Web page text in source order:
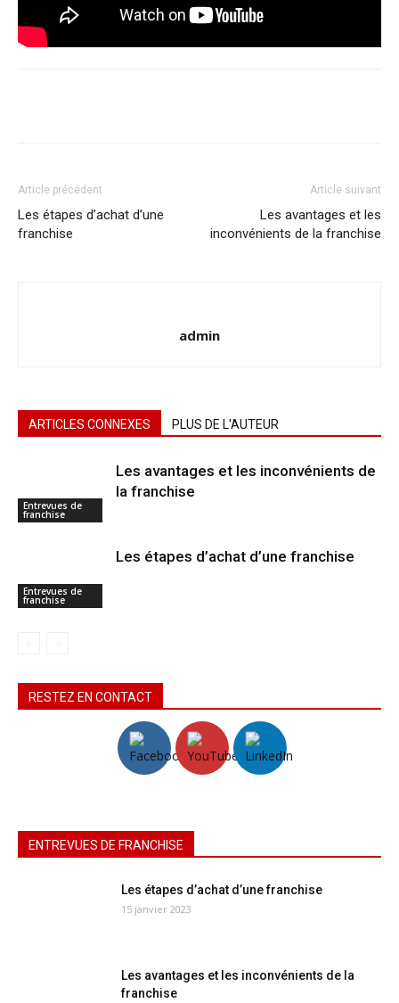
Article précédent
Les étapes d’achat d’une
franchise
Article suivant
Les avantages et les
inconvénients de la franchise
admin
ARTICLES CONNEXES PLUS DE L'AUTEUR
Entrevues de
franchise
Les avantages et les inconvénients de
la franchise
Entrevues de
franchise
Les étapes d’achat d’une franchise
RESTEZ EN CONTACT
ENTREVUES DE FRANCHISE
Les étapes d’achat d’une franchise
15 janvier 2023
Les avantages et les inconvénients de la
franchise